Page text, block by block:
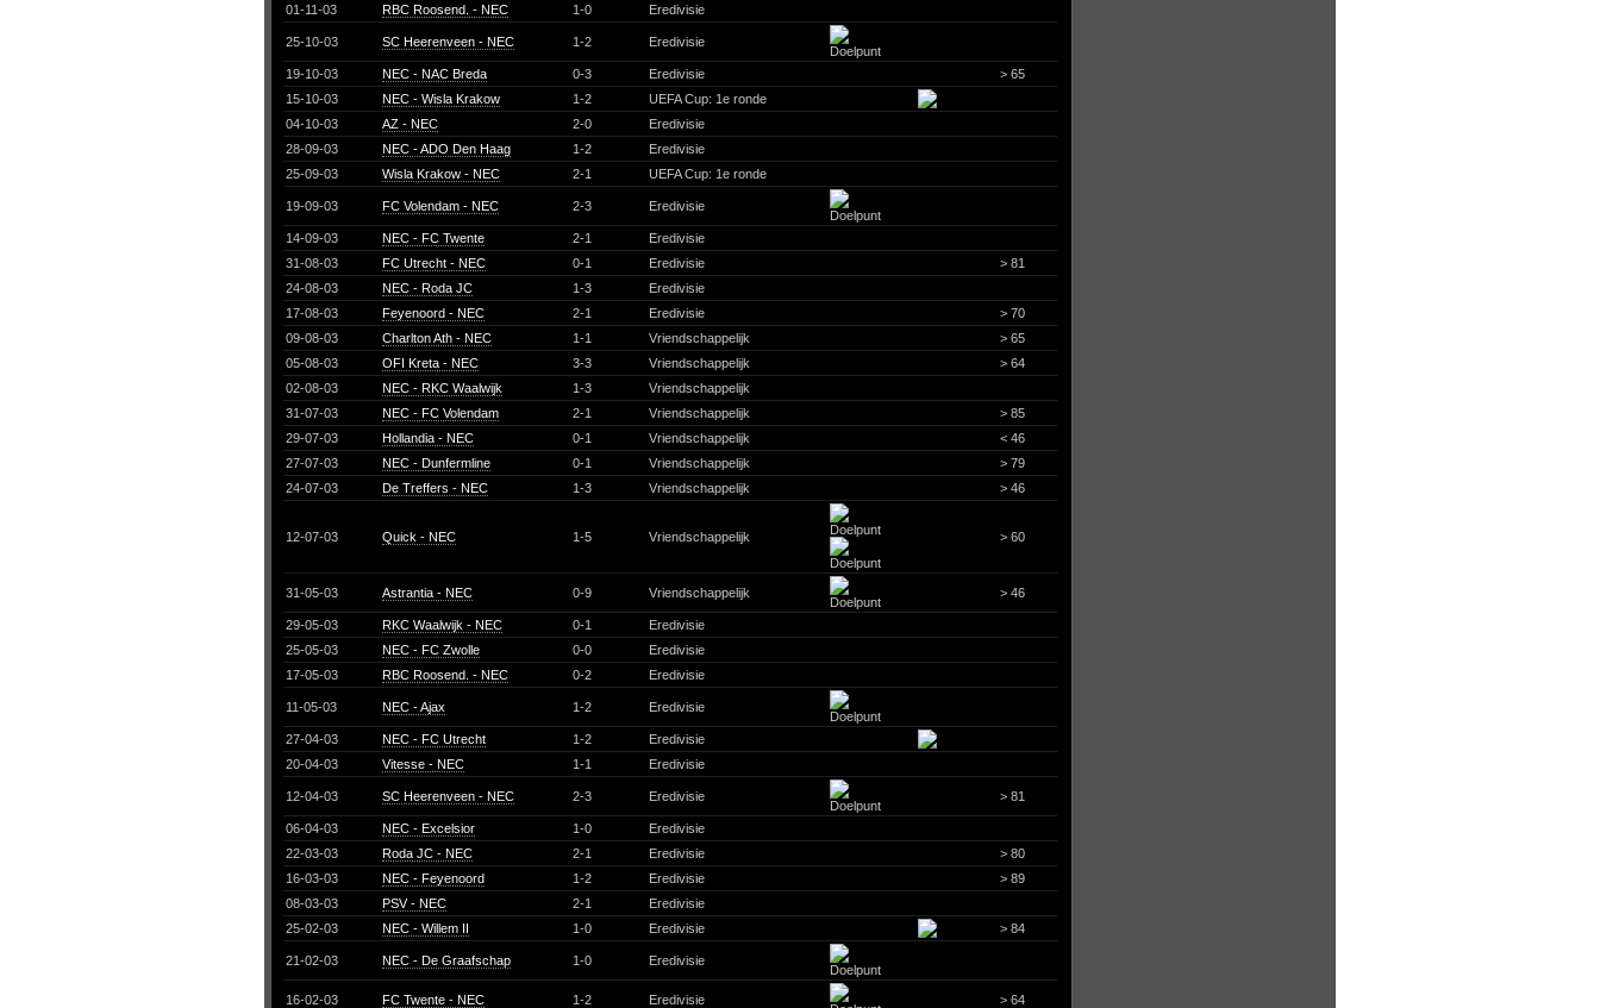
01-11-03 RBC Roosend. - NEC 1-0 Eredivisie
25-10-03 SC Heerenveen - NEC 1-2 Eredivisie
19-10-03 NEC - NAC Breda 0-3 Eredivisie
> 65
15-10-03
NEC - Wisla Krakow 1-2
UEFA Cup: 1e ronde
04-10-03
AZ - NEC 2-0
Eredivisie
28-09-03
NEC - ADO Den Haag 1-2
Eredivisie
25-09-03
Wisla Krakow - NEC 2-1 UEFA Cup: 1e ronde
19-09-03 FC Volendam - NEC 2-3 Eredivisie
14-09-03 NEC - FC Twente 2-1
Eredivisie
31-08-03
FC Utrecht - NEC 0-1 Eredivisie
> 81
24-08-03
NEC - Roda JC 1-3
Eredivisie
17-08-03
Feyenoord - NEC 2-1 Eredivisie
> 70
09-08-03
Charlton Ath - NEC 1-1 Vriendschappelijk
> 65
05-08-03
OFI Kreta - NEC 3-3 Vriendschappelijk
> 64
02-08-03
NEC - RKC Waalwijk 1-3
Vriendschappelijk
31-07-03
NEC - FC Volendam 2-1 Vriendschappelijk
> 85
29-07-03
Hollandia - NEC 0-1 Vriendschappelijk
< 46
27-07-03
NEC - Dunfermline 0-1 Vriendschappelijk
> 79
24-07-03
De Treffers - NEC 1-3 Vriendschappelijk > 46
12-07-03 Quick - NEC 1-5 Vriendschappelijk > 60
31-05-03 Astrantia - NEC 0-9 Vriendschappelijk > 46
29-05-03 RKC Waalwijk - NEC 0-1
Eredivisie
25-05-03
NEC - FC Zwolle 0-0
Eredivisie
17-05-03
RBC Roosend. - NEC 0-2 Eredivisie
11-05-03 NEC - Ajax 1-2 Eredivisie
27-04-03 NEC - FC Utrecht 1-2
Eredivisie
20-04-03
Vitesse - NEC 1-1 Eredivisie
12-04-03 SC Heerenveen - NEC 2-3 Eredivisie > 81
06-04-03 NEC - Excelsior 1-0
Eredivisie
22-03-03
Roda JC - NEC 2-1 Eredivisie
> 80
16-03-03
NEC - Feyenoord 1-2 Eredivisie
> 89
08-03-03
PSV - NEC 2-1
Eredivisie
25-02-03
NEC - Willem II 1-0 Eredivisie > 84
21-02-03 NEC - De Graafschap 1-0 Eredivisie
16-02-03 FC Twente - NEC 1-2 Eredivisie > 64